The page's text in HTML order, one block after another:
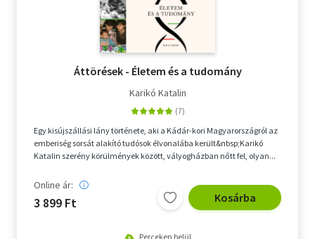
Áttörések - Életem és a tudomány
Karikó Katalin
Egy kisújszállási lány története, aki a Kádár-kori Magyarországról az
emberiség sorsát alakító tudósok élvonalába került&nbsp;Karikó
Katalin szerény körülmények között, vályogházban nőtt fel, olyan...
Online ár:
3 899 Ft Kosárba
Perceken belül